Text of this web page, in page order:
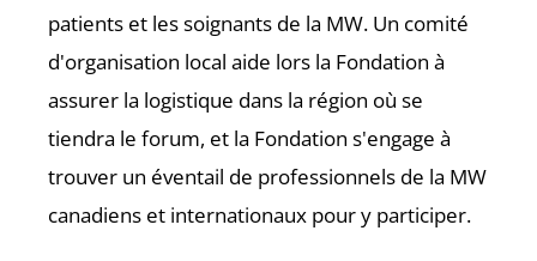
patients et les soignants de la MW. Un comité
d'organisation local aide lors la Fondation à
assurer la logistique dans la région où se
tiendra le forum, et la Fondation s'engage à
trouver un éventail de professionnels de la MW
canadiens et internationaux pour y participer.